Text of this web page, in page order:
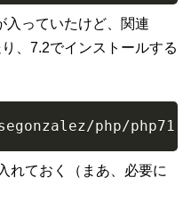
入っていたけど、関連
、7.2でインストールする
php/php71
れておく（まあ、必要に